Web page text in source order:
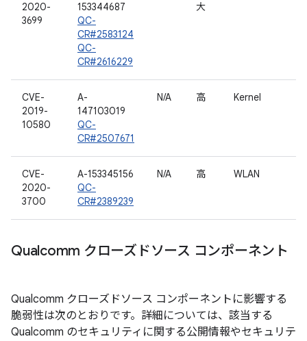
2020-
3699
153344687
QC-
CR#2583124
QC-
CR#2616229
大
CVE-
2019-
10580
A-
147103019
QC-
CR#2507671
N/A 高 Kernel
CVE-
2020-
3700
A-153345156
QC-
CR#2389239
N/A 高 WLAN
Qualcomm クローズドソース コンポーネント
Qualcomm クローズドソース コンポーネントに影響する
脆弱性は次のとおりです。詳細については、該当する
Qualcomm のセキュリティに関する公開情報やセキュリテ